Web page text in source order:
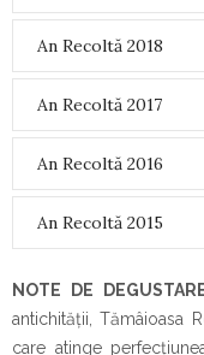
An Recoltă 2018
An Recoltă 2017
An Recoltă 2016
An Recoltă 2015
NOTE DE
antichității, Tămâioasa
care atinge